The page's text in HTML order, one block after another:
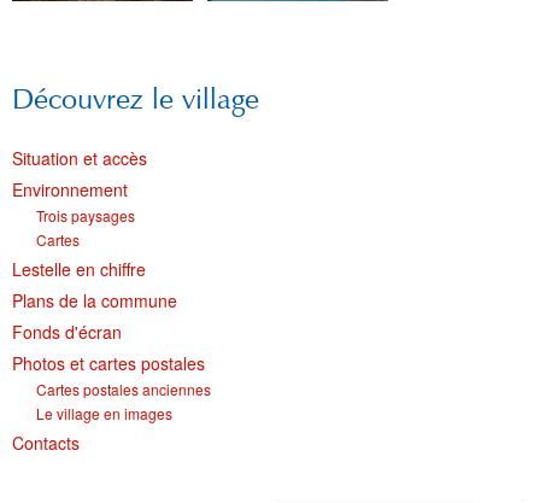
Découvrez le village
Situation et accès
Environnement
Trois paysages
Cartes
Lestelle en chiffre
Plans de la commune
Fonds d'écran
Photos et cartes postales
Cartes postales anciennes
Le village en images
Contacts